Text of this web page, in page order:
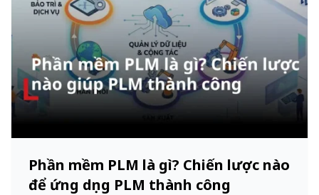
Phần mềm PLM là gì? Chiến lược nào
để ứng dụng PLM thành công